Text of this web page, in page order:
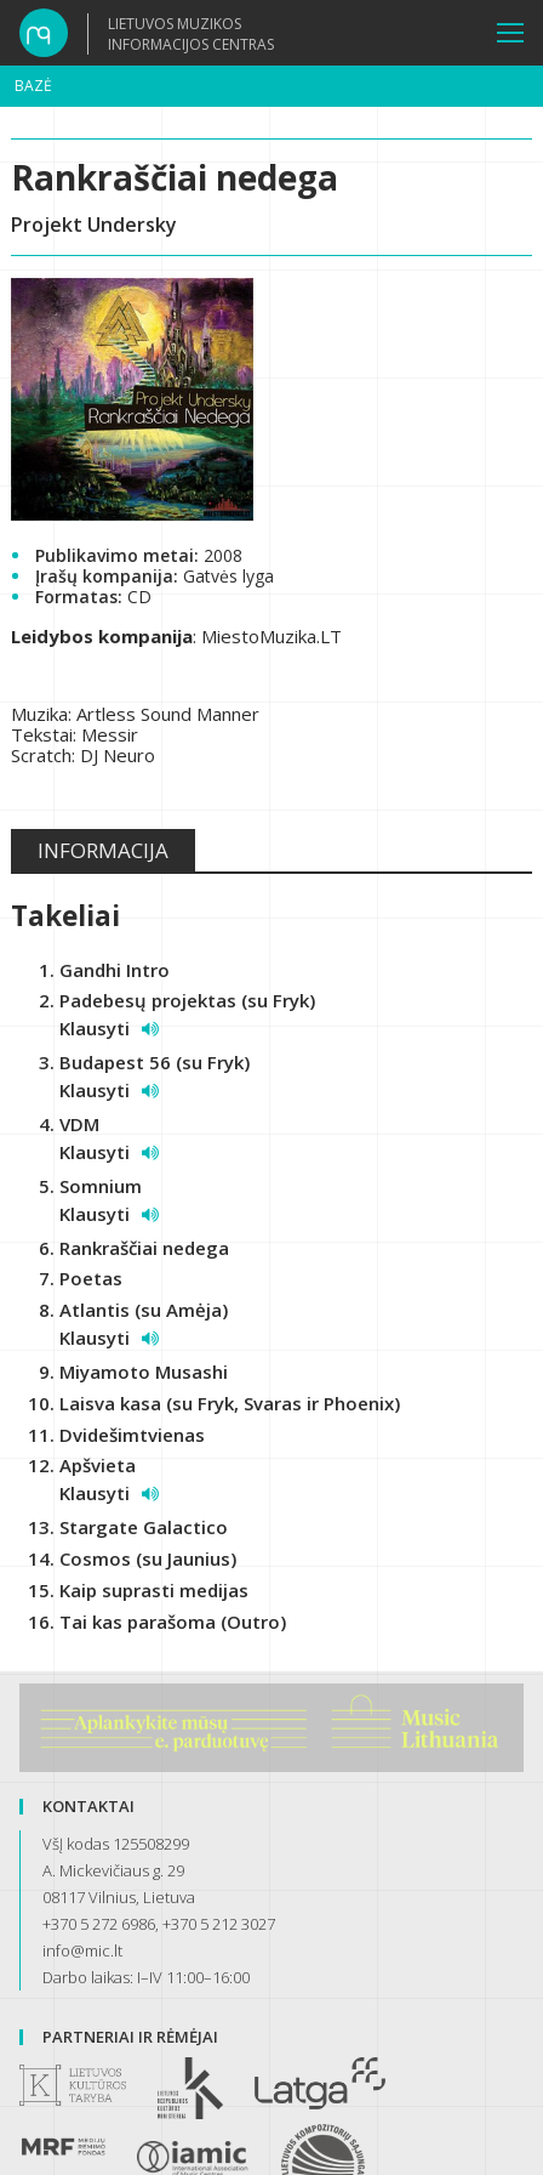
LIETUVOS MUZIKOS
INFORMACIJOS CENTRAS
BAZĖ
Rankraščiai nedega
Projekt Undersky
Publikavimo metai: 2008
Įrašų kompanija: Gatvės lyga
Formatas: CD
Leidybos kompanija: MiestoMuzika.LT
Muzika: Artless Sound Manner
Tekstai: Messir
Scratch: DJ Neuro
INFORMACIJA
Takeliai
Gandhi Intro
Padebesų projektas (su Fryk)
Klausyti
Budapest 56 (su Fryk)
Klausyti
VDM
Klausyti
Somnium
Klausyti
Rankraščiai nedega
Poetas
Atlantis (su Amėja)
Klausyti
Miyamoto Musashi
Laisva kasa (su Fryk, Svaras ir Phoenix)
Dvidešimtvienas
Apšvieta
Klausyti
Stargate Galactico
Cosmos (su Jaunius)
Kaip suprasti medijas
Tai kas parašoma (Outro)
KONTAKTAI
VšĮ kodas 125508299
A. Mickevičiaus g. 29
08117 Vilnius, Lietuva
+370 5 272 6986, +370 5 212 3027
info@mic.lt
Darbo laikas: I–IV 11:00–16:00
PARTNERIAI IR RĖMĖJAI